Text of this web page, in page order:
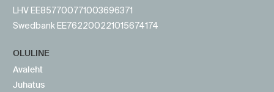
LHV EE857700771003696371
Swedbank EE762200221015674174
OLULINE
Avaleht
Juhatus